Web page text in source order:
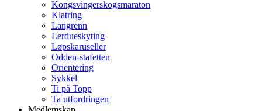
Kongsvingerskogsmaraton
Klatring
Langrenn
Lerdueskyting
Løpskaruseller
Odden-stafetten
Orientering
Sykkel
Ti på Topp
Ta utfordringen